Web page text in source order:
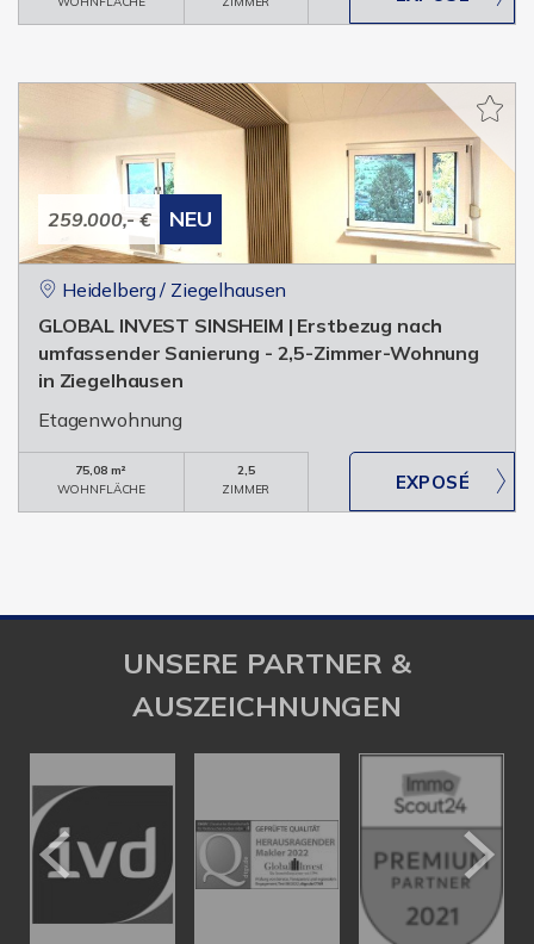
259.000,- € NEU
Heidelberg / Ziegelhausen
GLOBAL INVEST SINSHEIM | Erstbezug nach
umfassender Sanierung - 2,5-Zimmer-Wohnung
in Ziegelhausen
Etagenwohnung
75,08 m²
WOHNFLÄCHE
2,5
ZIMMER
UNSERE PARTNER &
AUSZEICHNUNGEN